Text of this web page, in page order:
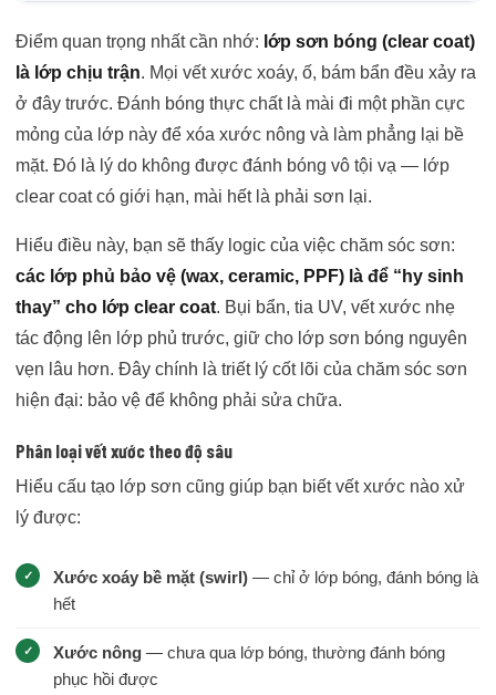
Điểm quan trọng nhất cần nhớ: lớp sơn bóng (clear coat)
là lớp chịu trận. Mọi vết xước xoáy, ố, bám bẩn đều xảy ra
ở đây trước. Đánh bóng thực chất là mài đi một phần cực
mỏng của lớp này để xóa xước nông và làm phẳng lại bề
mặt. Đó là lý do không được đánh bóng vô tội vạ — lớp
clear coat có giới hạn, mài hết là phải sơn lại.
Hiểu điều này, bạn sẽ thấy logic của việc chăm sóc sơn:
các lớp phủ bảo vệ (wax, ceramic, PPF) là để “hy sinh
thay” cho lớp clear coat. Bụi bẩn, tia UV, vết xước nhẹ
tác động lên lớp phủ trước, giữ cho lớp sơn bóng nguyên
vẹn lâu hơn. Đây chính là triết lý cốt lõi của chăm sóc sơn
hiện đại: bảo vệ để không phải sửa chữa.
Phân loại vết xước theo độ sâu
Hiểu cấu tạo lớp sơn cũng giúp bạn biết vết xước nào xử
lý được:
Xước xoáy bề mặt (swirl) — chỉ ở lớp bóng, đánh bóng là
hết
Xước nông — chưa qua lớp bóng, thường đánh bóng
phục hồi được